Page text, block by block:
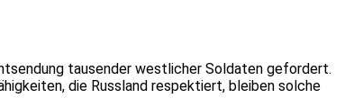
tausender westlicher Soldaten gefordert.
die Russland respektiert, bleiben solche